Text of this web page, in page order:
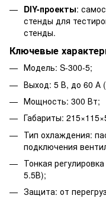
DIY-проекты:
стенды для
стенды.
Ключевые
Модель: S-300-5;
Выход: 5 В, до 60 А
Мощность: 300 Вт;
Габариты:
Тип охлаждения:
подключения
Тонкая
5.5В);
Защита: от